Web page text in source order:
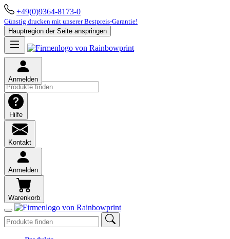
+49(0)9364-8173-0
Günstig drucken mit unserer Bestpreis-Garantie!
Hauptregion der Seite anspringen
Anmelden
Hilfe
Kontakt
Anmelden
Warenkorb